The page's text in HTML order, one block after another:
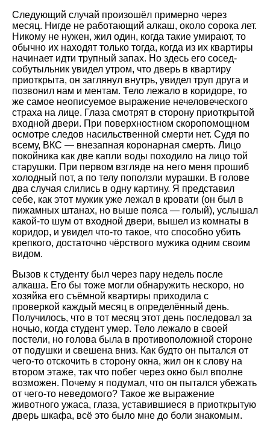
Следующий случай произошёл примерно через
месяц. Нигде не работающий алкаш, около сорока лет.
Никому не нужен, жил один, когда такие умирают, то
обычно их находят только тогда, когда из их квартиры
начинает идти трупный запах. Но здесь его сосед-
собутыльник увидел утром, что дверь в квартиру
приоткрыта, он заглянул внутрь, увидел труп друга и
позвонил нам и ментам. Тело лежало в коридоре, то
же самое неописуемое выражение нечеловеческого
страха на лице. Глаза смотрят в сторону приоткрытой
входной двери. При поверхностном скоропомощном
осмотре следов насильственной смерти нет. Судя по
всему, ВКС — внезапная коронарная смерть. Лицо
покойника как две капли воды походило на лицо той
старушки. При первом взгляде на него меня прошиб
холодный пот, а по телу поползли мурашки. В голове
два случая слились в одну картину. Я представил
себе, как этот мужик уже лежал в кровати (он был в
пижамных штанах, но выше пояса — голый), услышал
какой-то шум от входной двери, вышел из комнаты в
коридор, и увидел что-то такое, что способно убить
крепкого, достаточно чёрствого мужика одним своим
видом.
Вызов к студенту был через пару недель после
алкаша. Его бы тоже могли обнаружить нескоро, но
хозяйка его съёмной квартиры приходила с
проверкой каждый месяц в определённый день.
Получилось, что в тот месяц этот день последовал за
ночью, когда студент умер. Тело лежало в своей
постели, но голова была в противоположной стороне
от подушки и свешена вниз. Как будто он пытался от
чего-то отскочить в сторону окна, жил он к слову на
втором этаже, так что побег через окно был вполне
возможен. Почему я подумал, что он пытался убежать
от чего-то неведомого? Такое же выражение
животного ужаса, глаза, уставившиеся в приоткрытую
дверь шкафа, всё это было мне до боли знакомым.